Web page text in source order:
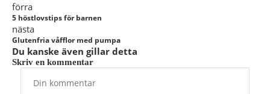
förra
5 höstlovstips för barnen
nästa
Glutenfria våfflor med pumpa
Du kanske även gillar detta
Skriv en kommentar